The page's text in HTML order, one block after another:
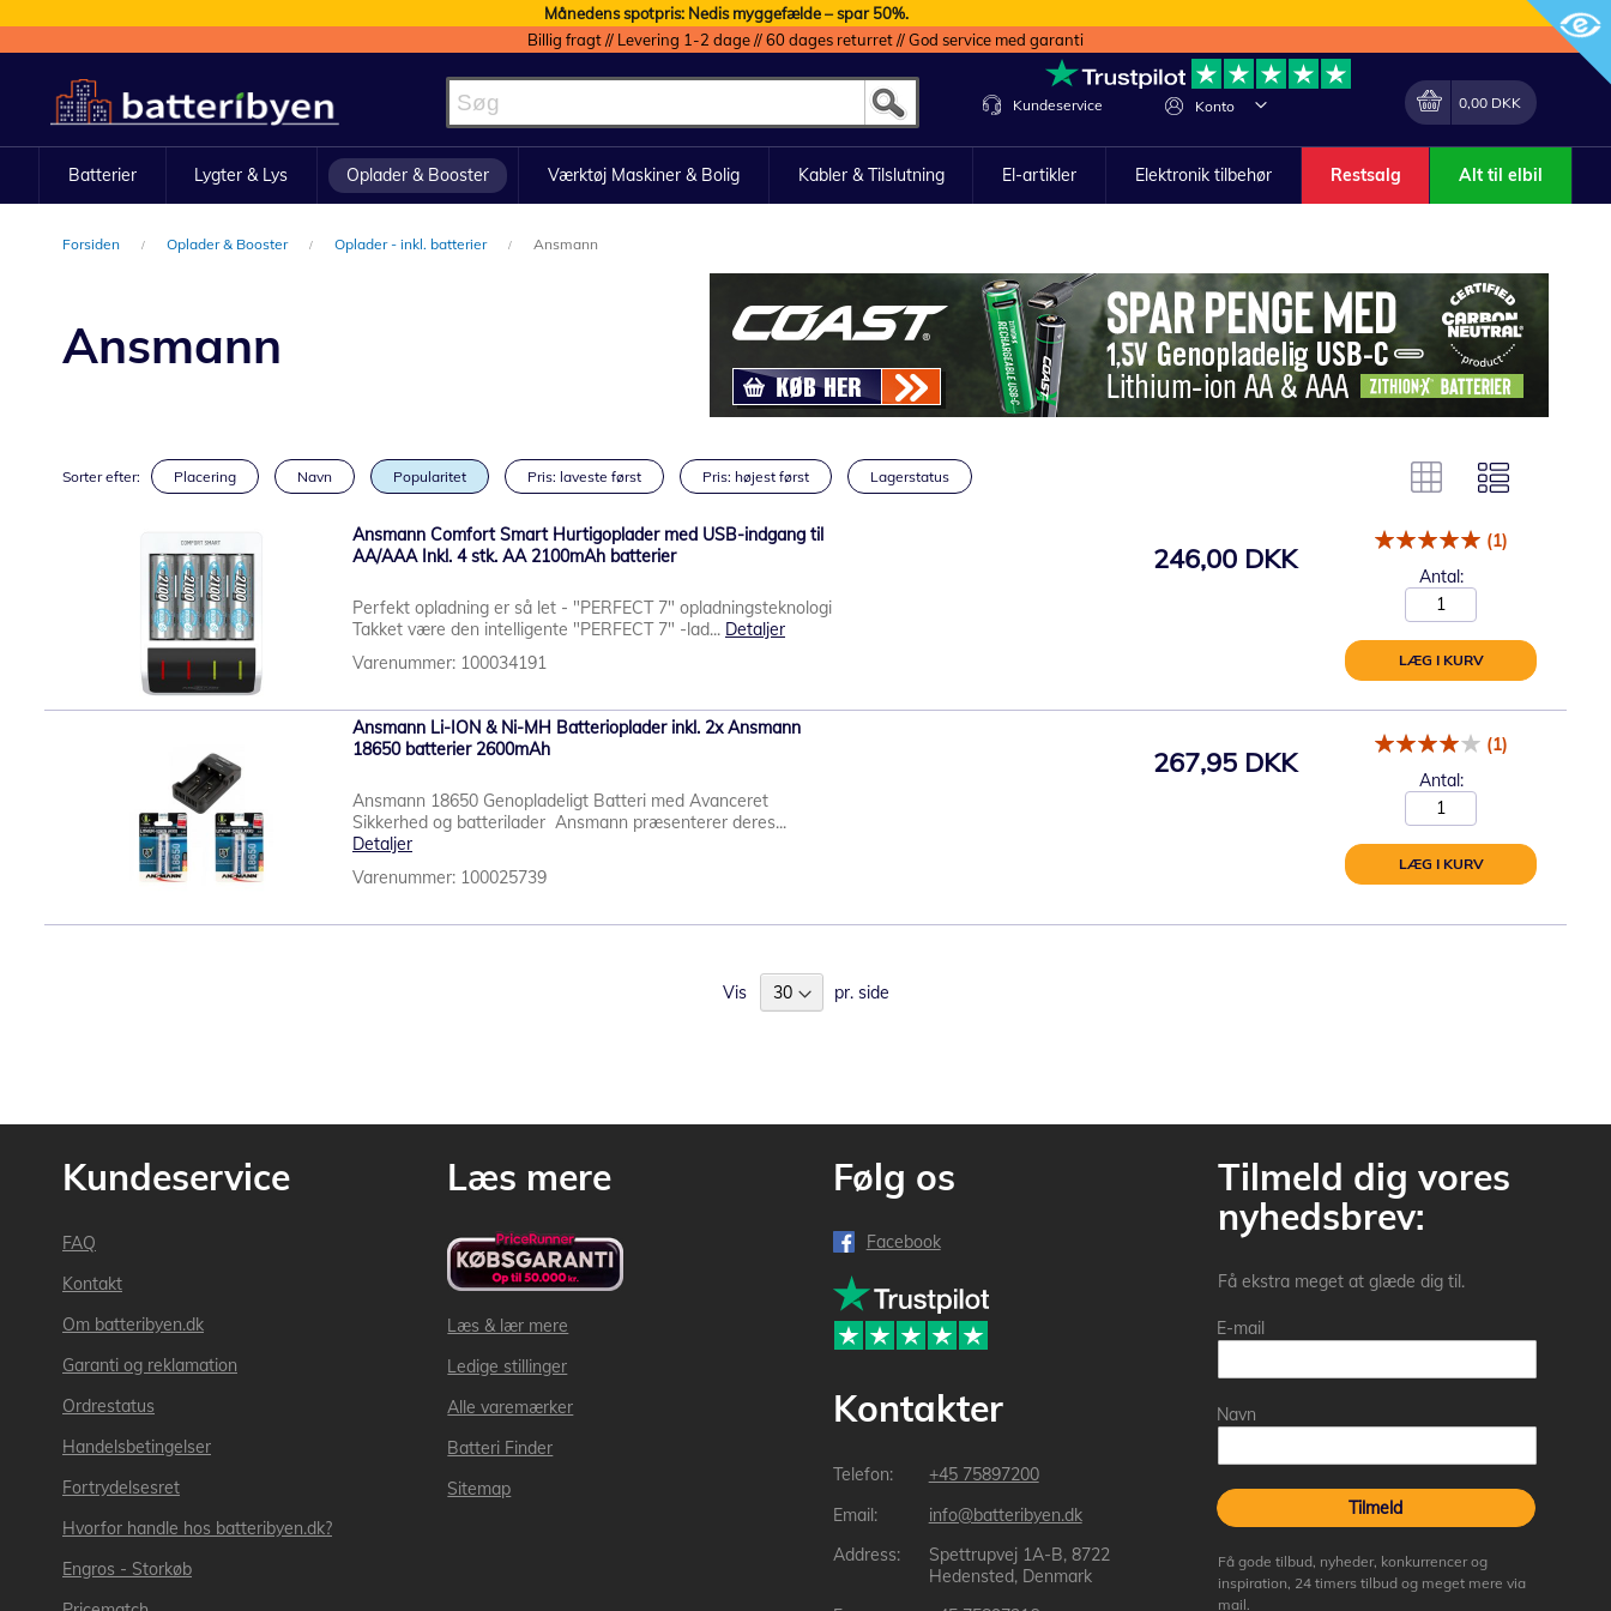
Månedens spotpris: Nedis myggefælde – spar 50%.
Billig fragt // Levering 1-2 dage // 60 dages returret // God service med garanti
to
Content
Konto
Lave
Min indkøbskurv
0,00 DKK
Kundeservice
Batterier Lygter & Lys Oplader & Booster Værktøj Maskiner & Bolig Kabler & Tilslutning El-artikler Elektronik tilbehør Restsalg Alt til elbil
Forsiden Oplader & Booster Oplader - inkl. batterier Ansmann
Ansmann
Sorter efter: Placering Navn Popularitet Pris: laveste først Pris: højest først Lagerstatus
Ansmann Comfort Smart Hurtigoplader med USB-indgang til
AA/AAA Inkl. 4 stk. AA 2100mAh batterier
Perfekt opladning er så let - "PERFECT 7" opladningsteknologi
Takket være den intelligente "PERFECT 7" -lad... Detaljer
Varenummer: 100034191
246,00 DKK
(1)
Antal:
LÆG I KURV
Ansmann Li-ION & Ni-MH Batterioplader inkl. 2x Ansmann
18650 batterier 2600mAh
Ansmann 18650 Genopladeligt Batteri med Avanceret
Sikkerhed og batterilader Ansmann præsenterer deres...
Detaljer
Varenummer: 100025739
267,95 DKK
(1)
Antal:
LÆG I KURV
Vis pr. side
Kundeservice
FAQ
Kontakt
Om batteribyen.dk
Garanti og reklamation
Ordrestatus
Handelsbetingelser
Fortrydelsesret
Hvorfor handle hos batteribyen.dk?
Engros - Storkøb
Læs mere
Læs & lær mere
Ledige stillinger
Alle varemærker
Batteri Finder
Sitemap
Følg os
Facebook
Kontakter
+45 75897200
info@batteribyen.dk
Spettrupvej 1A-B, 8722
Hedensted, Denmark
Tilmeld dig vores
nyhedsbrev:
Få ekstra meget at glæde dig til.
E-mail
Navn
Tilmeld
Få gode tilbud, nyheder, konkurrencer og
inspiration, 24 timers tilbud og meget mere via
mail.